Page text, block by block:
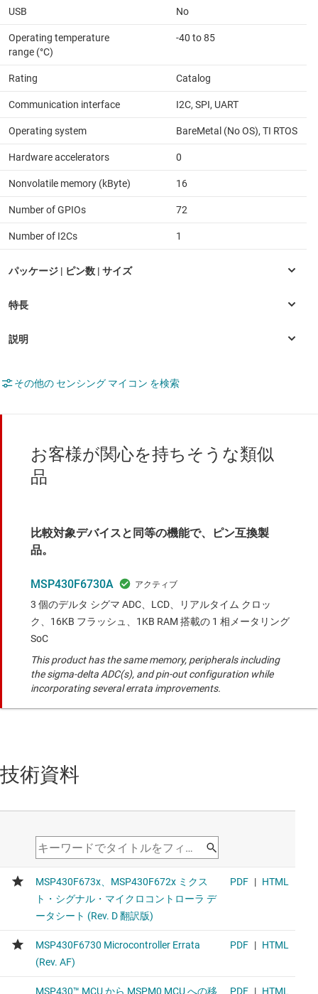
USB No
Operating temperature
range (°C)
-40 to 85
Rating Catalog
Communication interface I2C, SPI, UART
Operating system BareMetal (No OS), TI RTOS
Hardware accelerators 0
Nonvolatile memory (kByte) 16
Number of GPIOs 72
Number of I2Cs 1
その他の センシング マイコン を検索
お客様が関心を持ちそうな類似
品
比較対象デバイスと同等の機能で、ピン互換製
品。
MSP430F6730A
3 個のデルタ シグマ ADC、LCD、リアルタイム クロッ
ク、16KB フラッシュ、1KB RAM 搭載の 1 相メータリング
SoC
This product has the same memory, peripherals including
the sigma-delta ADC(s), and pin-out configuration while
incorporating several errata improvements.
技術資料